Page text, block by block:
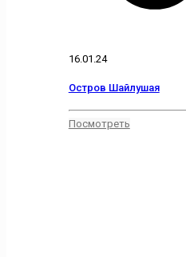
16.01.24
Остров Шайлушая
Посмотреть